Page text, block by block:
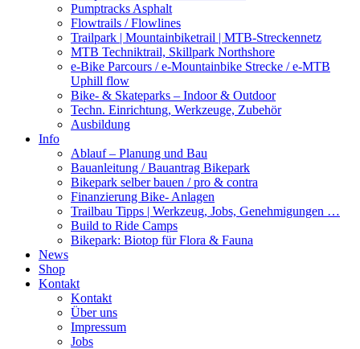
Pumptracks Asphalt
Flowtrails / Flowlines
Trailpark | Mountainbiketrail | MTB-Streckennetz
MTB Techniktrail, Skillpark Northshore
e-Bike Parcours / e-Mountainbike Strecke / e-MTB
Uphill flow
Bike- & Skateparks – Indoor & Outdoor
Techn. Einrichtung, Werkzeuge, Zubehör
Ausbildung
Info
Ablauf – Planung und Bau
Bauanleitung / Bauantrag Bikepark
Bikepark selber bauen / pro & contra
Finanzierung Bike- Anlagen
Trailbau Tipps | Werkzeug, Jobs, Genehmigungen …
Build to Ride Camps
Bikepark: Biotop für Flora & Fauna
News
Shop
Kontakt
Kontakt
Über uns
Impressum
Jobs